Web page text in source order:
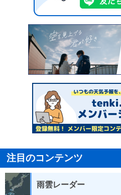
注目のコンテンツ
雨雲レーダー